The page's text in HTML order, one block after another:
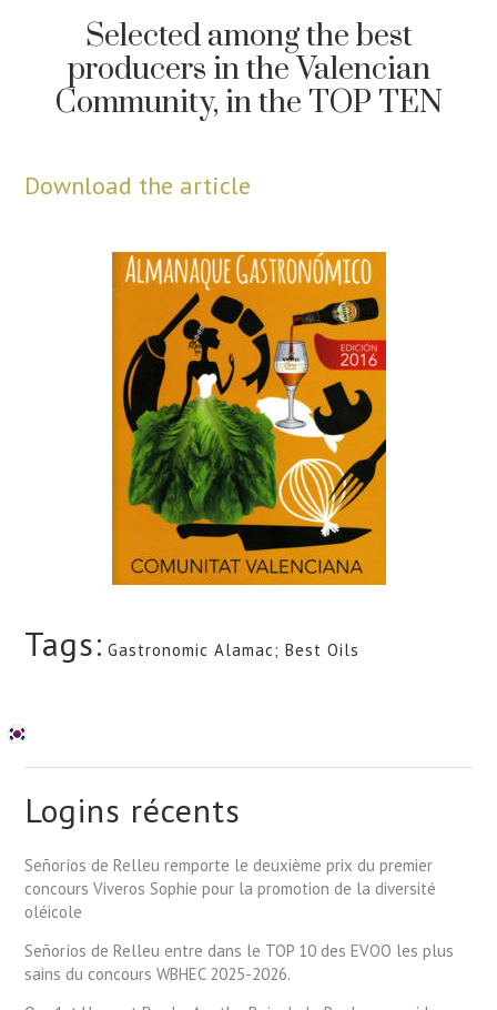
Selected among the best
producers in the Valencian
Community, in the TOP TEN
Download the article
Tags: Gastronomic Alamac; Best Oils
Logins récents
Señoríos de Relleu remporte le deuxième prix du premier
concours Viveros Sophie pour la promotion de la diversité
oléicole
Señoríos de Relleu entre dans le TOP 10 des EVOO les plus
sains du concours WBHEC 2025-2026.